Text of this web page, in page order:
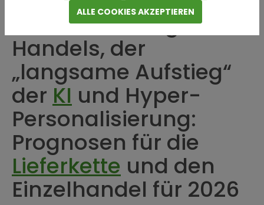
Die Entwicklung des
Handels, der
„langsame Aufstieg“
der KI und Hyper-
Personalisierung:
Prognosen für die
Lieferkette und den
Einzelhandel für 2026
ALLE COOKIES AKZEPTIEREN